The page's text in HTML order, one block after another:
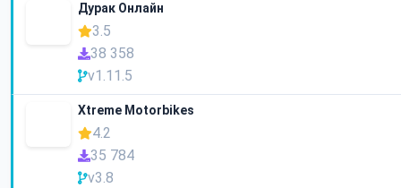
Дурак Онлайн
3.5
38 358
v1.11.5
Xtreme Motorbikes
4.2
35 784
v3.8